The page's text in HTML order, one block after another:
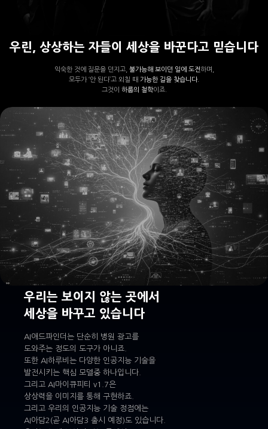
우린, 상상하는 자들이 세상을 바꾼다고 믿습니다
익숙한 것에 질문을 던지고, 불가능해 보이던 일에 도전하며,
모두가 ‘안 된다’고 외칠 때 가능한 길을 찾습니다.
그것이 하룹의 철학이죠.
우리는 보이지 않는 곳에서
세상을 바꾸고 있습니다
AI애드파인더는 단순히 병원 광고를
도와주는 정도의 도구가 아니죠.
또한 AI하루비는 다양한 인공지능 기술을
발전시키는 핵심 모델중 하나입니다.
그리고 AI마이큐피티 v1.7은
상상력을 이미지를 통해 구현하죠.
그리고 우리의 인공지능 기술 정점에는
AI아담2(곧 AI아담3 출시 예정)도 있습니다.